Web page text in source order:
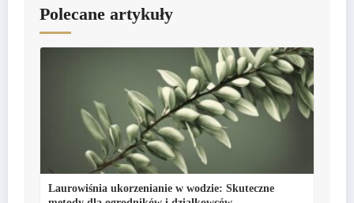
Polecane artykuły
Laurowiśnia ukorzenianie w wodzie: Skuteczne